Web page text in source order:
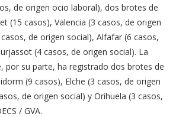
de origen ocio laboral), dos brotes de
(15 casos), Valencia (3 casos, de origen
casos, de origen social), Alfafar (6 casos,
(4 casos, de origen social). La
por su parte, ha registrado dos brotes de
(9 casos), Elche (3 casos, de origen
de origen social) y Orihuela (3 casos,
/ GVA.